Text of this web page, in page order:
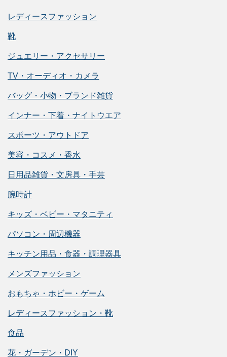
レディースファッション
靴
ジュエリー・アクセサリー
TV・オーディオ・カメラ
バッグ・小物・ブランド雑貨
インナー・下着・ナイトウエア
スポーツ・アウトドア
美容・コスメ・香水
日用品雑貨・文房具・手芸
腕時計
キッズ・ベビー・マタニティ
パソコン・周辺機器
キッチン用品・食器・調理器具
メンズファッション
おもちゃ・ホビー・ゲーム
レディースファッション・靴
食品
花・ガーデン・DIY